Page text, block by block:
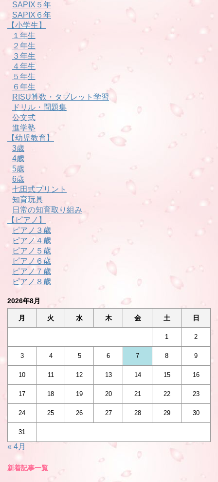
SAPIX５年
SAPIX６年
【小学生】
１年生
２年生
３年生
４年生
５年生
６年生
RISU算数・タブレット学習
ドリル・問題集
公文式
進学塾
【幼児教育】
3歳
4歳
5歳
6歳
七田式プリント
知育玩具
日常の知育取り組み
【ピアノ】
ピアノ３歳
ピアノ４歳
ピアノ５歳
ピアノ６歳
ピアノ７歳
ピアノ８歳
2026年8月
月 火 水 木 金 土 日
1 2
3 4 5 6 7 8 9
10 11 12 13 14 15 16
17 18 19 20 21 22 23
24 25 26 27 28 29 30
31
« 4月
新着記事一覧